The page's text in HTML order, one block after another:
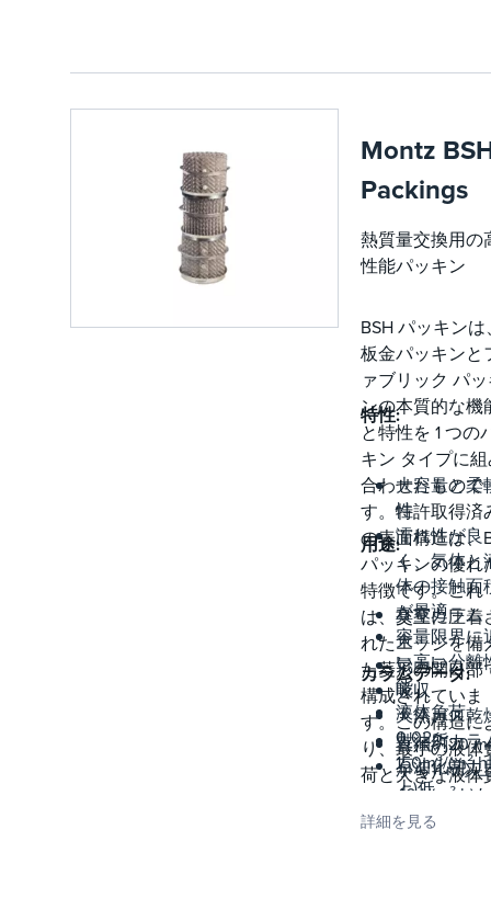
アルミニウ
圧延機の排
除染
圧延油処理
廃水ストリ
性能向上の
めの既存の
レートカラ
または充填
ラムの改造
圧力
ドアップ
Montz
Packings
熱質量交換用の
性能パッキン
BSH パッキンは
板金パッキンと
ァブリック パ
ンの本質的な機
と特性を 1 つの
キン タイプに
合わせたもので
す。特許取得済
の表面構造は、
パッキンの優れ
特徴です。これ
は、交互に圧着
れたエッジを備
た菱形の開口部
構成されていま
す。この構造に
り、最小の液体
荷と大きな液体
な濡れが得られ
特性:
大容量と柔
性
濡れ性が良
く、気体と
体の接触面
が最適
容量限界に
い高い分離
能
液体負荷
0.02〜
150m³/(m²
上)低
圧力損失
可変特定の
用途:
真空カラム
大
気カラム
吸収
天然ガス乾
製油所カラ
石油化学カ
ム
廃水ストリ
カラムデータ:
直径約20
から11 m以
40 l/(m² h)
の液体負荷
詳細を見る